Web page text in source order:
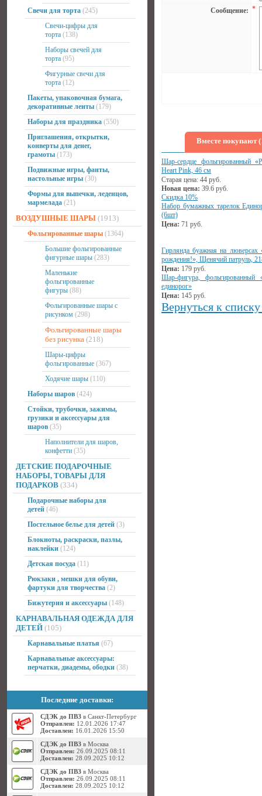
Свечи для торта (245)
Свечи-цифры для
торта (138)
Наборы свечей для
торта (95)
Фигурные свечи для
торта (12)
Пакеты, упаковочная бумага,
декоративные ленты (179)
Наборы для праздника (550)
Приглашения, открытки,
конверты для денег,
грамоты (173)
Подвижные игры, фанты,
настольные игры (30)
Формы для выпечки, леденцов,
мармелада (21)
ВОЗДУШНЫЕ ШАРЫ (1913)
Фольгированные шары (1364)
Большие фольгированные
фигурные шары (283)
Маленькие
фольгированные
фигуры (88)
Фольгированные шары с
рисунком (298)
Фольгированные шары
без рисунка (218)
Шары-цифры
фольгированные (367)
Ходячие шары (110)
Наборы шаров (424)
Стойки, трубочки, зажимы,
грузики и аксессуары для
шаров (35)
Наполнители для шаров,
конфетти (35)
ДЕТСКИЕ ПОДАРОЧНЫЕ
НАБОРЫ, ТОВАРЫ ДЛЯ
ПОДАРКОВ (334)
Подарочные наборы для
детей (46)
Постельное белье для детей (3)
Блокноты, раскраски, пазлы,
наклейки (124)
Детская посуда (11)
Рюкзаки , мешки для обуви,
фартуки для творчества (2)
Бижутерия и аксессуары (148)
КАРНАВАЛЬНАЯ ОДЕЖДА ДЛЯ
ДЕТЕЙ (105)
Карнавальные платья (67)
Карнавальные аксессуары:
перчатки, диадемы, ободки (38)
Последние доставки:
СДЭК до ПВЗ в Санкт-Петербург
Отправлен: 12.01.2026 17:47
Доставлен: 16.01.2026 15:50
СДЭК до ПВЗ в Москва
Отправлен: 26.09.2025 08:11
Доставлен: 28.09.2025 10:12
СДЭК до ПВЗ в Москва
Отправлен: 26.09.2025 08:11
Доставлен: 28.09.2025 10:12
Сообщение: *
Вместе покупают
Шар-сердце фольгированный
Heart Pink, 46 см
Старая цена: 44 руб.
Новая цена: 39.6 руб.
Скидка 10%
Набор бумажных тарелок
(6шт)
Цена: 71 руб.
Гирлянда буажная на
рождения!», Щенячий патруль,
Цена: 179 руб.
Шар-фигура, фольгированный
единорог»
Цена: 145 руб.
Вернуться к списку